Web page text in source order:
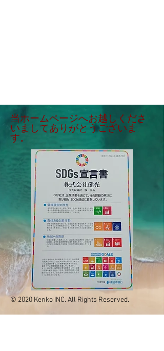
当ホームページへお越しくださ
いましてありがとうございま
す。
© 2020 Kenko INC. All Rights Reserved.